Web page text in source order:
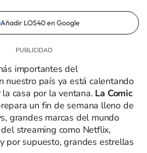
Añadir LOS40 en Google
importantes del
nuestro país ya está calentando
casa por la ventana. La Comic
un fin de semana lleno de
grandes marcas del mundo
streaming como Netflix,
por supuesto, grandes estrellas